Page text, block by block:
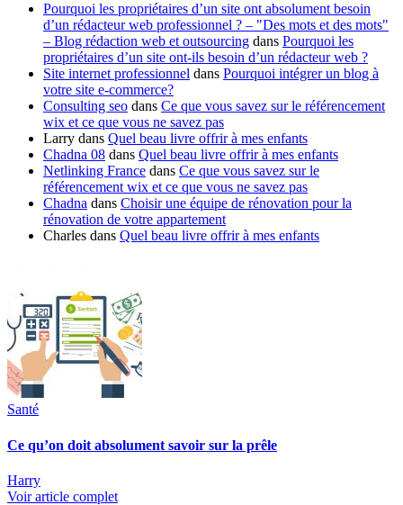
Pourquoi les propriétaires d’un site ont absolument besoin
d’un rédacteur web professionnel ? – "Des mots et des mots"
– Blog rédaction web et outsourcing dans Pourquoi les
propriétaires d’un site ont-ils besoin d’un rédacteur web ?
Site internet professionnel dans Pourquoi intégrer un blog à
votre site e-commerce?
Consulting seo dans Ce que vous savez sur le référencement
wix et ce que vous ne savez pas
Larry dans Quel beau livre offrir à mes enfants
Chadna 08 dans Quel beau livre offrir à mes enfants
Netlinking France dans Ce que vous savez sur le
référencement wix et ce que vous ne savez pas
Chadna dans Choisir une équipe de rénovation pour la
rénovation de votre appartement
Charles dans Quel beau livre offrir à mes enfants
Santé
Ce qu’on doit absolument savoir sur la prêle
Harry
Voir article complet